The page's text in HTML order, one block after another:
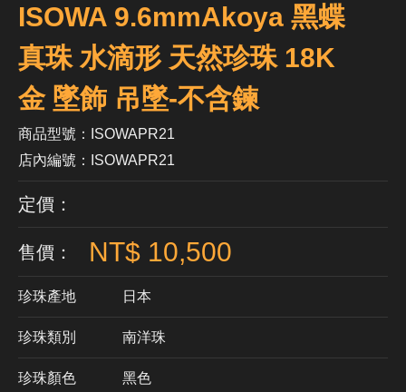
ISOWA 9.6mmAkoya 黑蝶
真珠 水滴形 天然珍珠 18K
金 墜飾 吊墜-不含鍊
商品型號：ISOWAPR21
店內編號：ISOWAPR21
定價：
售價： NT$ 10,500
珍珠產地 日本
珍珠類別 南洋珠
珍珠顏色 ​黑色